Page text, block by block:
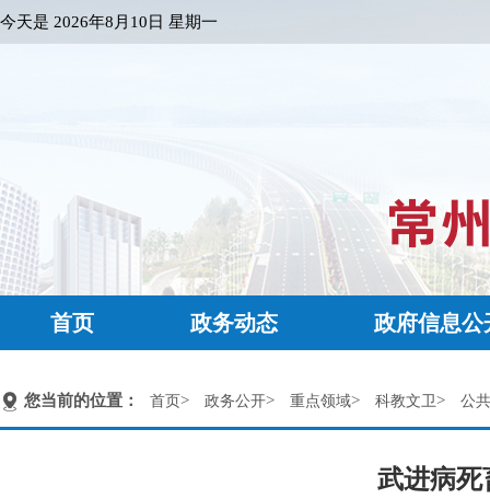
今天是 2026年8月10日 星期一
首页 政务动态 政府信息公
您当前的位置： 首页> 政务公开> 重点领域> 科教文卫> 公
武进病死